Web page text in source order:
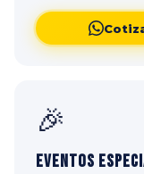
🎉
Eventos